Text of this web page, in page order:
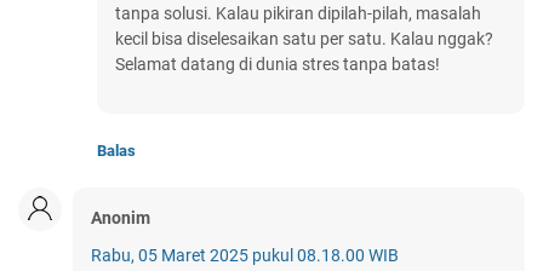
tanpa solusi. Kalau pikiran dipilah-pilah, masalah
kecil bisa diselesaikan satu per satu. Kalau nggak?
Selamat datang di dunia stres tanpa batas!
Balas
Anonim
Rabu, 05 Maret 2025 pukul 08.18.00 WIB